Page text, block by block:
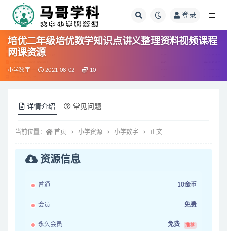
登录
培优二年级培优数学知识点讲义整理资料视频课程
网课资源
小学数字 2021-08-02 10
详情介绍 常见问题
当前位置： 首页 小学资源 小学数字 正文
资源信息
普通 10金币
会员 免费
永久会员 免费 推荐
全部